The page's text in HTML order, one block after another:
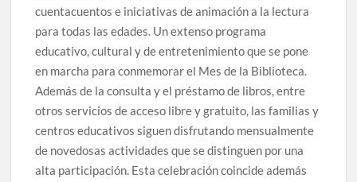
cuentacuentos e iniciativas de animación a la lectura
para todas las edades. Un extenso programa
educativo, cultural y de entretenimiento que se pone
en marcha para conmemorar el Mes de la Biblioteca.
Además de la consulta y el préstamo de libros, entre
otros servicios de acceso libre y gratuito, las familias y
centros educativos siguen disfrutando mensualmente
de novedosas actividades que se distinguen por una
alta participación. Esta celebración coincide además